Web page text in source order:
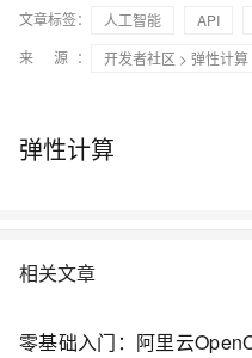
文章标签： 人工智能 API
来 源：
开发者社区 > 弹性计算
弹性计算
相关文章